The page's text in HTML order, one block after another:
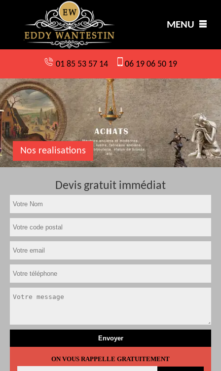
MENU
01 85 53 57 14 06 19 06 50 19
Nos realisations
Devis gratuit immédiat
ON VOUS RAPPELLE GRATUITEMENT